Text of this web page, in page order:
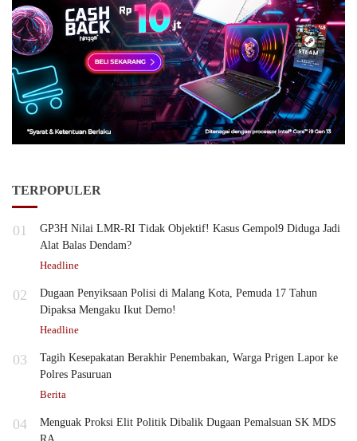
TERPOPULER
01
GP3H Nilai LMR-RI Tidak Objektif! Kasus Gempol9 Diduga Jadi
Alat Balas Dendam?
Headline
02
Dugaan Penyiksaan Polisi di Malang Kota, Pemuda 17 Tahun
Dipaksa Mengaku Ikut Demo!
Headline
03
Tagih Kesepakatan Berakhir Penembakan, Warga Prigen Lapor ke
Polres Pasuruan
Berita
04
Menguak Proksi Elit Politik Dibalik Dugaan Pemalsuan SK MDS